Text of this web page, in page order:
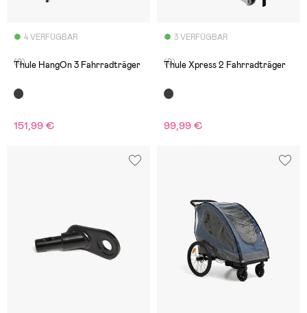
4 VERFÜGBAR
(0)
Thule HangOn 3 Fahrradträger
151,99 €
3 VERFÜGBAR
(0)
Thule Xpress 2 Fahrradträger
99,99 €